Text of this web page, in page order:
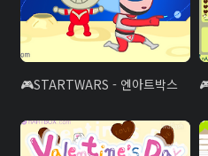
STARTWARS - 엔아트박스